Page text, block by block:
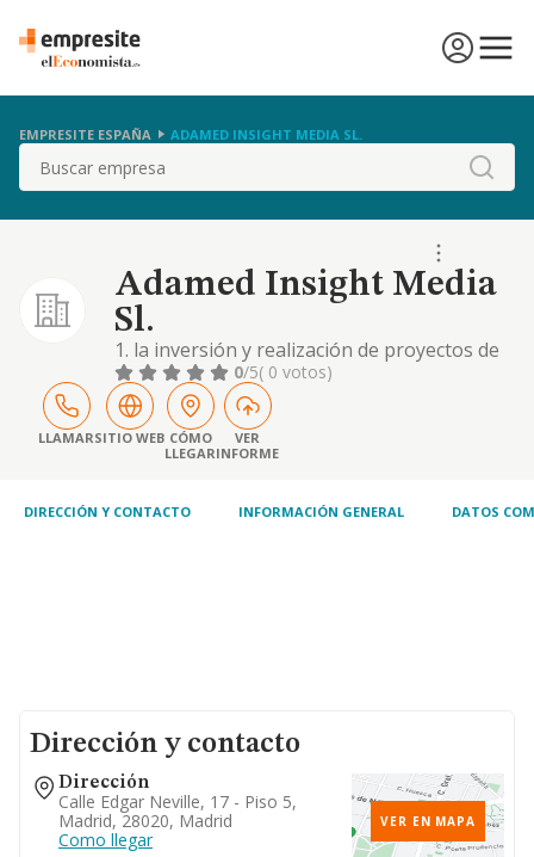
EMPRESITE ESPAÑA ADAMED INSIGHT MEDIA SL.
Buscar
Adamed Insight Media
Sl.
1. la inversión y realización de proyectos de
inversión, especialmente en materia de
nuevas tecnologías y marketing, así como la
adquisición de valores mobiliarios y
participaciones societarias, todo ello por
cuenta propia. 2. la gestión de patrimonios
0/5( 0 votos)
LLAMARSITIO WEB CÓMO
LLEGAR
VER
INFORME
DIRECCIÓN Y CONTACTO INFORMACIÓN GENERAL DATOS
Dirección y contacto
Dirección
Calle Edgar Neville, 17 - Piso 5,
Madrid, 28020, Madrid
Como llegar
VER EN MAPA